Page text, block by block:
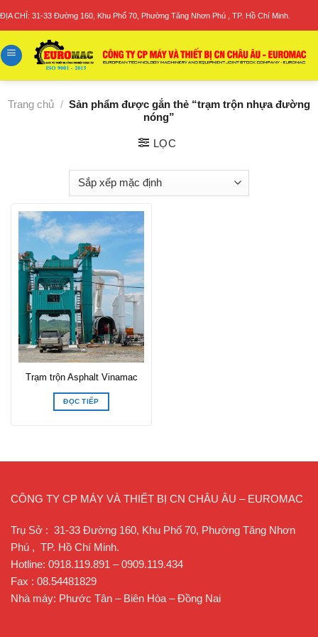
ĐỊA CHỈ: 31-33 Đường 160, Khu Phố 70, Phường Tăng Nhơn Phú , TP. Hồ Chí Minh.
Trang chủ / Sản phẩm được gắn thẻ “trạm trộn nhựa đường
nóng”
LỌC
Trạm trộn Asphalt Vinamac
ĐỌC TIẾP
CÔNG TY CP MÁY VÀ THIẾT BỊ CN CHÂU ÂU – EUROMAC
Trụ Sở : 31-33 Đường 160, Khu Phố 70, Phường Tăng Nhơn
Phú , TP. Hồ Chí Minh.
Hotline: 0918.119.891 – 0909.119.434
Fax : 08.54481829
Nhà máy: Phước Tân – Biên Hòa – Đồng Nai